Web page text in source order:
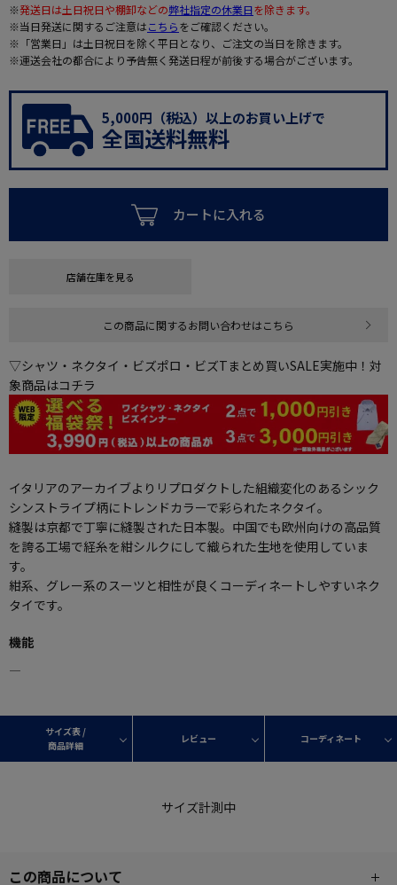
※発送日は土日祝日や棚卸などの弊社指定の休業日を除きます。
※当日発送に関するご注意はこちらをご確認ください。
※「営業日」は土日祝日を除く平日となり、ご注文の当日を除きます。
※運送会社の都合により予告無く発送日程が前後する場合がございます。
5,000円（税込）以上のお買い上げで
全国送料無料
カートに入れる
店舗在庫を見る
この商品に関するお問い合わせはこちら
▽シャツ・ネクタイ・ビズポロ・ビズTまとめ買いSALE実施中！対
象商品はコチラ
イタリアのアーカイブよりリプロダクトした組織変化のあるシック
シンストライプ柄にトレンドカラーで彩られたネクタイ。
縫製は京都で丁寧に縫製された日本製。中国でも欧州向けの高品質
を誇る工場で経糸を紺シルクにして織られた生地を使用していま
す。
紺系、グレー系のスーツと相性が良くコーディネートしやすいネク
タイです。
機能
―
サイズ表 /
商品詳細
レビュー コーディネート
サイズ計測中
この商品について